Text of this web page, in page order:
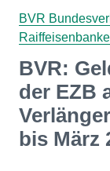
BVR
BVR:
der EZB
bis März